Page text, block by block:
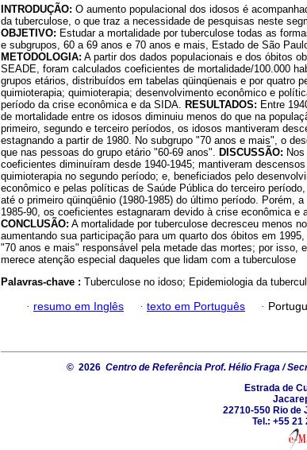
INTRODUÇÃO: O aumento populacional dos idosos é
da tuberculose, o que traz a necessidade de pesquisas neste
OBJETIVO: Estudar a mortalidade por tuberculose todas as
e subgrupos, 60 a 69 anos e 70 anos e mais, Estado de São
METODOLOGIA: A partir dos dados populacionais e dos óbitos
SEADE, foram calculados coeficientes de mortalidade/100.000
grupos etários, distribuídos em tabelas qüinqüenais e por quatro
quimioterapia; quimioterapia; desenvolvimento econômico e
período da crise econômica e da SIDA. RESULTADOS: Entre
de mortalidade entre os idosos diminuiu menos do que na
primeiro, segundo e terceiro períodos, os idosos mantiveram
estagnando a partir de 1980. No subgrupo "70 anos e mais", o
que nas pessoas do grupo etário "60-69 anos". DISCUSSÃO:
coeficientes diminuíram desde 1940-1945; mantiveram
quimioterapia no segundo período; e, beneficiados pelo
econômico e pelas políticas de Saúde Pública do terceiro
até o primeiro qüinqüênio (1980-1985) do último período. Porém,
1985-90, os coeficientes estagnaram devido à crise econômica e
CONCLUSÃO: A mortalidade por tuberculose decresceu menos
aumentando sua participação para um quarto dos óbitos em
"70 anos e mais" responsável pela metade das mortes; por isso,
merece atenção especial daqueles que lidam com a tuberculose
Palavras-chave : Tuberculose no idoso; Epidemiologia da
· resumo em Inglês · texto em Português ·
© 2026 Centro de Referência Prof. Hélio Fraga /
Estrada de
22710-550 Rio de
Tel.: +55 21